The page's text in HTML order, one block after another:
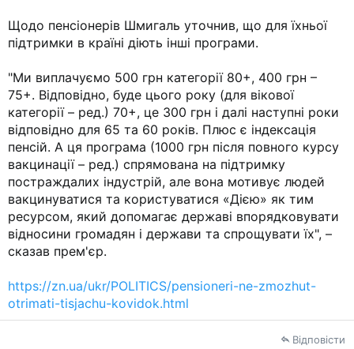
Щодо пенсіонерів Шмигаль уточнив, що для їхньої
підтримки в країні діють інші програми.
"Ми виплачуємо 500 грн категорії 80+, 400 грн –
75+. Відповідно, буде цього року (для вікової
категорії – ред.) 70+, це 300 грн і далі наступні роки
відповідно для 65 та 60 років. Плюс є індексація
пенсій. А ця програма (1000 грн після повного курсу
вакцинації – ред.) спрямована на підтримку
постраждалих індустрій, але вона мотивує людей
вакцинуватися та користуватися «Дією» як тим
ресурсом, який допомагає державі впорядковувати
відносини громадян і держави та спрощувати їх", –
сказав прем'єр.
https://zn.ua/ukr/POLITICS/pensioneri-ne-zmozhut-
otrimati-tisjachu-kovidok.html
Відповісти